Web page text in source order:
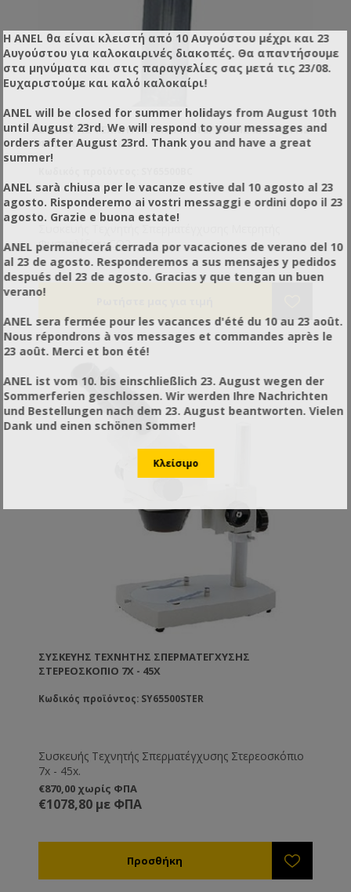
ΣΥΣΚΕΥΉΣ ΤΕΧΝΗΤΉΣ ΣΠΕΡΜΑΤΈΓΧΥΣΗΣ ΜΕΤΡΗΤΉΣ
ΦΥΣΣΑΛΊΔΩΝ CO2
Φυσσαλίδων CO2.
ΣΥΣΚΕΥΉΣ ΤΕΧΝΗΤΉΣ ΣΠΕΡΜΑΤΈΓΧΥΣΗΣ
ΣΤΕΡΕΟΣΚΌΠΙΟ 7X - 45X
Κωδικός προϊόντος: SY65500STER
Συσκευής Τεχνητής Σπερματέγχυσης Στερεοσκόπιο
7x - 45x.
€870,00 χωρίς ΦΠΑ
€1078,80 με ΦΠΑ
Η ANEL θα είναι κλειστή από 10 Αυγούστου μέχρι και 23
Αυγούστου για καλοκαιρινές διακοπές. Θα απαντήσουμε
στα μηνύματα και στις παραγγελίες σας μετά τις 23/08.
Ευχαριστούμε και καλό καλοκαίρι!
ANEL will be closed for summer holidays from August 10th
until August 23rd. We will respond to your messages and
orders after August 23rd. Thank you and have a great
summer!
ANEL sarà chiusa per le vacanze estive dal 10 agosto al 23
agosto. Risponderemo ai vostri messaggi e ordini dopo il 23
agosto. Grazie e buona estate!
ANEL permanecerá cerrada por vacaciones de verano del 10
al 23 de agosto. Responderemos a sus mensajes y pedidos
después del 23 de agosto. Gracias y que tengan un buen
verano!
ANEL sera fermée pour les vacances d'été du 10 au 23 août.
Nous répondrons à vos messages et commandes après le
23 août. Merci et bon été!
ANEL ist vom 10. bis einschließlich 23. August wegen der
Sommerferien geschlossen. Wir werden Ihre Nachrichten
und Bestellungen nach dem 23. August beantworten. Vielen
Dank und einen schönen Sommer!